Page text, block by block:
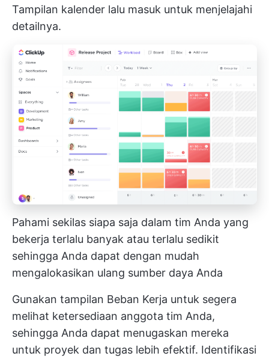
Tampilan kalender lalu masuk untuk menjelajahi
detailnya.
Pahami sekilas siapa saja dalam tim Anda yang
bekerja terlalu banyak atau terlalu sedikit
sehingga Anda dapat dengan mudah
mengalokasikan ulang sumber daya Anda
Gunakan tampilan Beban Kerja untuk segera
melihat ketersediaan anggota tim Anda,
sehingga Anda dapat menugaskan mereka
untuk proyek dan tugas lebih efektif. Identifikasi